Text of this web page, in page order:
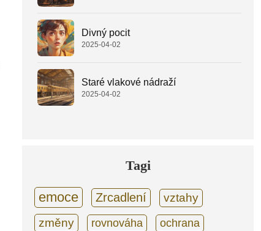
Divný pocit
2025-04-02
Staré vlakové nádraží
2025-04-02
Tagi
emoce Zrcadlení
vztahy
změny
rovnováha
ochrana